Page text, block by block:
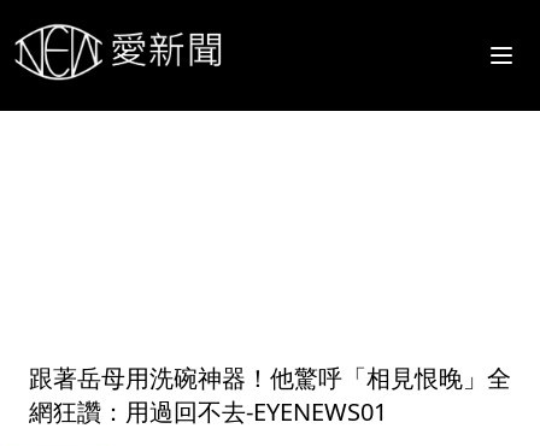
跟著岳母用洗碗神器！他驚呼「相見恨晚」全
網狂讚：用過回不去-EYENEWS01